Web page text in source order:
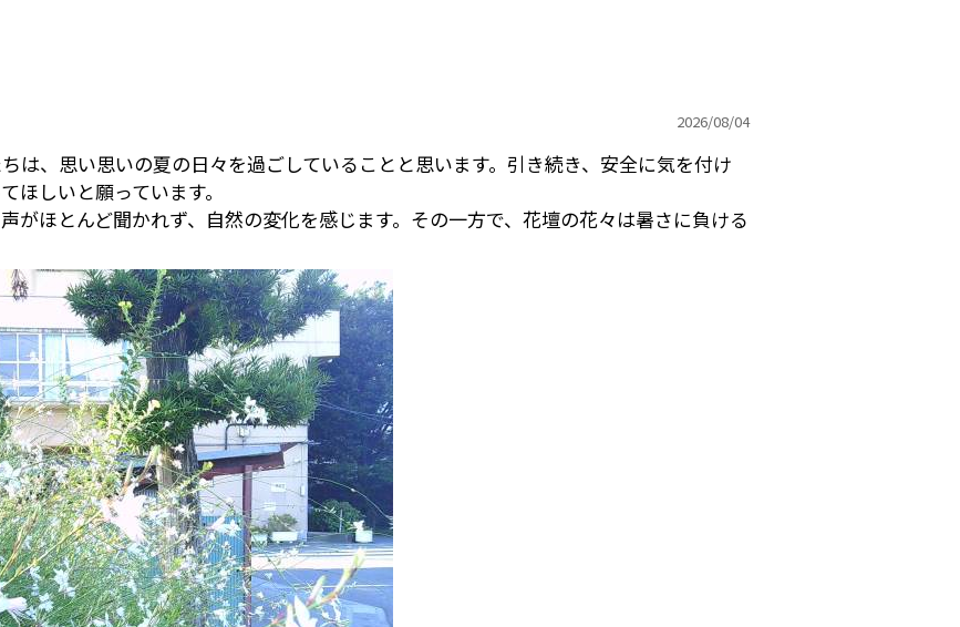
2026/08/04
は、思い思いの夏の日々を過ごしていることと思います。引き続き、安全に気を付け
ほしいと願っています。
がほとんど聞かれず、自然の変化を感じます。その一方で、花壇の花々は暑さに負ける